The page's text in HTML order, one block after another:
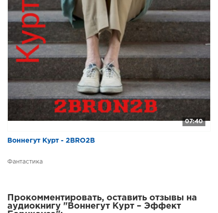
07:40
Воннегут Курт - 2BRO2B
Фантастика
Прокомментировать, оставить отзывы на
аудиокнигу "Воннегут Курт – Эффект